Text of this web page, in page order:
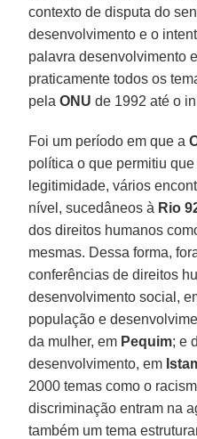
contexto de disputa do
desenvolvimento e o
palavra desenvolvimento
praticamente todos os
pelaONU de 1992 até o
Foi um período em que a
política o que permitiu
legitimidade, vários
nível, sucedâneos à Rio
dos direitos humanos
mesmas. Dessa forma,
conferências de direitos
desenvolvimento social,
população e
da mulher, em Pequim; e
desenvolvimento, em
2000 temas como o
discriminação entram na
também um tema